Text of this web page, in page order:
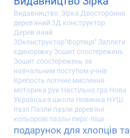
Видавництво: Зірка Двостороння
дерев'яний 3Д конструктор
Дерев`яний
3Dконструктор"Фортеця" Заплети
єдиноріжку Зошит спостережень
Зошит спостережень за
навчальним поступом учнів
Крепость логічне мислення
моторика рук Настільна гра Нова
Українська школа Новинка НУШ
пазл Пазли пазли дерев'яні
кольорові пазлы пиріг-піца
подарунок для хлопців та